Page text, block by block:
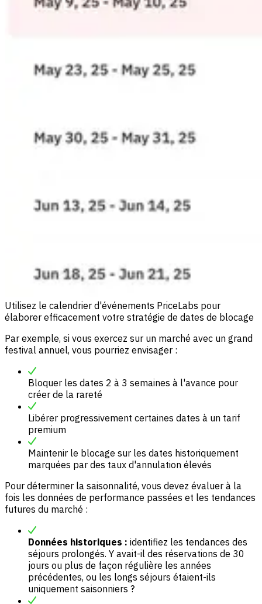
Utilisez le calendrier d'événements PriceLabs pour
élaborer efficacement votre stratégie de dates de blocage
Par exemple, si vous exercez sur un marché avec un grand
festival annuel, vous pourriez envisager :
Bloquer les dates 2 à 3 semaines à l'avance pour
créer de la rareté
Libérer progressivement certaines dates à un tarif
premium
Maintenir le blocage sur les dates historiquement
marquées par des taux d'annulation élevés
Pour déterminer la saisonnalité, vous devez évaluer à la
fois les données de performance passées et les tendances
futures du marché :
Données historiques : identifiez les tendances des
séjours prolongés. Y avait-il des réservations de 30
jours ou plus de façon régulière les années
précédentes, ou les longs séjours étaient-ils
uniquement saisonniers ?